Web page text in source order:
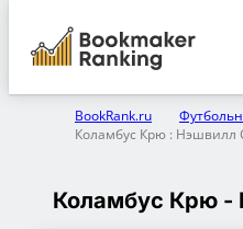
BookRank.ru
Коламбус Крю : Нэшвилл
Коламбус Крю -